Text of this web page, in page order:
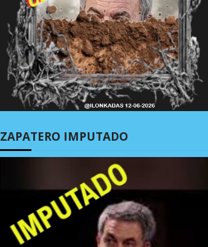
ZAPATERO IMPUTADO